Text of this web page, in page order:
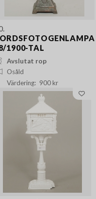
1900-TAL
Avslutat rop
Osåld
900 kr